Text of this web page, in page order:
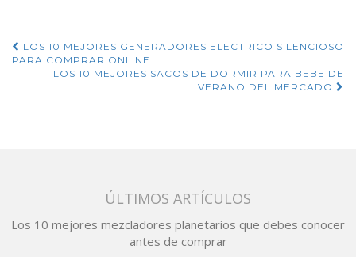
Navegación
LOS 10 MEJORES GENERADORES ELECTRICO SILENCIOSO
PARA COMPRAR ONLINE
LOS 10 MEJORES SACOS DE DORMIR PARA BEBE DE
VERANO DEL MERCADO
ÚLTIMOS ARTÍCULOS
Los 10 mejores mezcladores planetarios que debes conocer
antes de comprar